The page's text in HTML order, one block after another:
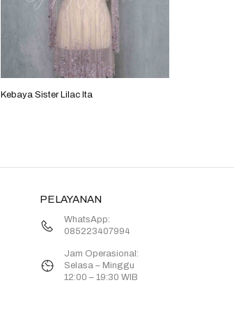
Kebaya Sister Lilac Ita
PELAYANAN
WhatsApp:
085223407994
Jam Operasional:
Selasa – Minggu
12:00 – 19:30 WIB